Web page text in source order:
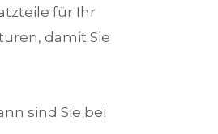
für Ihr
damit Sie
sind Sie bei